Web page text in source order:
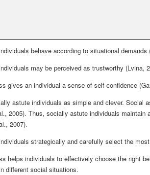
behave according to situational
may be perceived as trustworthy (Lvina,
gives an individual a sense of self-confidence
astute individuals as simple and clever. Social
2005). Thus, socially astute individuals
2007).
strategically and carefully select the
helps individuals to effectively choose the right
different social situations.